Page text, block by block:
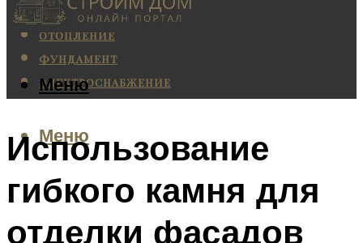
КОНДИЦИОНИРОВАНИЕ
ОТОПЛЕНИЕ
ФУНДАМЕНТ
ЭЛЕКТРОСНАБЖЕНИЕ
Меню
Меню
Использование
гибкого камня для
отделки фасадов